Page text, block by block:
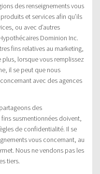
des renseignements vous
et services afin qu’ils
ou avec d’autres
Dominion Inc.
fins relatives au marketing,
plus, lorsque vous remplissez
il se peut que nous
avec des agences
des
susmentionnées doivent,
de confidentialité. Il se
vous concernant, au
Nous ne vendons pas les
tiers.